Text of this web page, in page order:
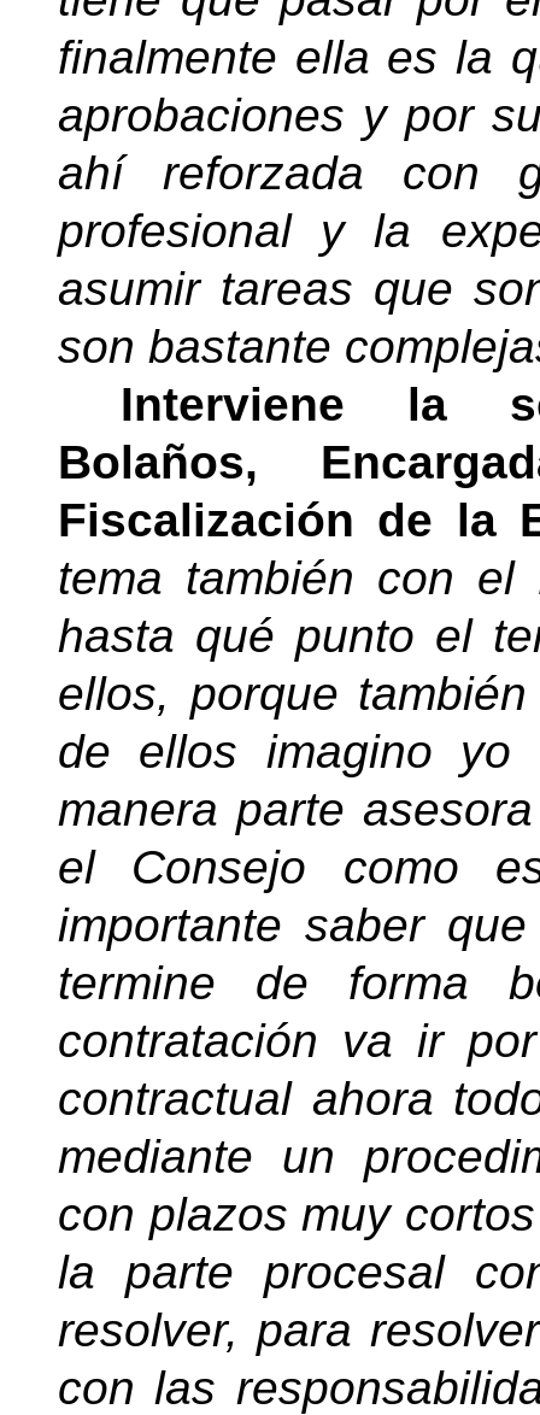
finalmente ella es la
aprobaciones y por
ahí reforzada con
profesional y la
asumir tareas que
son bastante
Interviene la
Bolaños,
Fiscalización de la
tema también con el
hasta qué punto el
ellos, porque
de ellos imagino
manera parte
el Consejo como
importante saber
termine de forma
contratación va ir
contractual ahora
mediante un
con plazos muy
la parte procesal
resolver, para
con las